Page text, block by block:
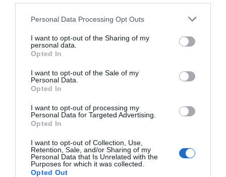
Please note that this website/app uses one or more Google
not limited to your visit or usage behaviour. You may click to
grant or deny consent to Google and its third-party tags to
use your data for below specified purposes in below Google
consent section.
Personal Data Processing Opt Outs
I want to opt-out of the Sharing of my
personal data.
Opted In
I want to opt-out of the Sale of my
Personal Data.
Opted In
I want to opt-out of processing my
Personal Data for Targeted Advertising.
Opted In
I want to opt-out of Collection, Use,
Retention, Sale, and/or Sharing of my
Personal Data that Is Unrelated with the
Purposes for which it was collected.
Opted Out
07.08.2026 | 22:20
χρόνια μετά τη μεγάλη
καταστροφή του 2021
07.08.2026 | 22:00
Νέο τροχαίο με υλικές ζημιές
07.08.2026 | 21:40
διαδικτυακής απάτης – Πλήρωσε
για τρακτέρ που δεν παρέλαβε
07.08.2026 | 21:20
Νέο τροχαίο με υλικές
Μητέρα και γιος οι
σύγκρουση
αυτοκινήτου με